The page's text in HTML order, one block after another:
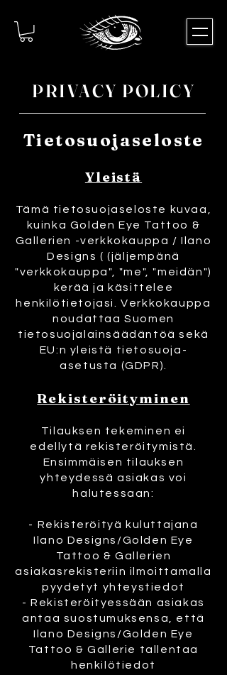
PRIVACY POLICY
Tietosuojaseloste
Yleistä
Tämä tietosuojaseloste kuvaa,
kuinka Golden Eye Tattoo &
Gallerien -verkkokauppa / Ilano
Designs ( (jäljempänä
"verkkokauppa", "me", "meidän")
kerää ja käsittelee
henkilötietojasi. Verkkokauppa
noudattaa Suomen
tietosuojalainsäädäntöä sekä
EU:n yleistä tietosuoja-
asetusta (GDPR).
Rekisteröityminen
Tilauksen tekeminen ei
edellytä rekisteröitymistä.
Ensimmäisen tilauksen
yhteydessä asiakas voi
halutessaan:
- Rekisteröityä kuluttajana
Ilano Designs/Golden Eye
Tattoo & Gallerien
asiakasrekisteriin ilmoittamalla
pyydetyt yhteystiedot
- Rekisteröityessään asiakas
antaa suostumuksensa, että
Ilano Designs/Golden Eye
Tattoo & Gallerie tallentaa
henkilötiedot